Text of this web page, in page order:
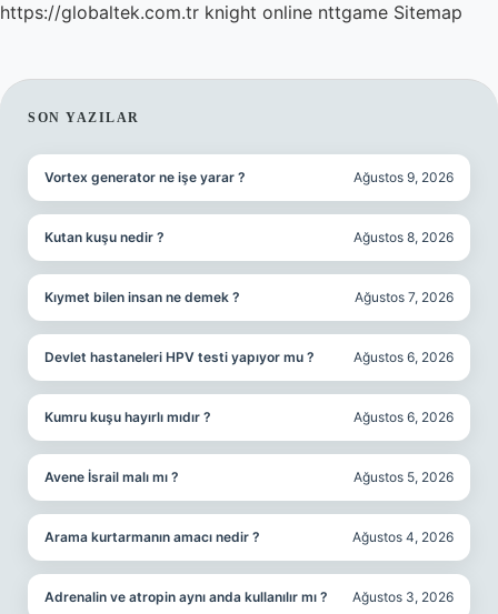
https://globaltek.com.tr knight online nttgame Sitemap
SIDEBAR
SON YAZILAR
Vortex generator ne işe yarar ? Ağustos 9, 2026
Kutan kuşu nedir ? Ağustos 8, 2026
Kıymet bilen insan ne demek ? Ağustos 7, 2026
Devlet hastaneleri HPV testi yapıyor mu ? Ağustos 6, 2026
Kumru kuşu hayırlı mıdır ? Ağustos 6, 2026
Avene İsrail malı mı ? Ağustos 5, 2026
Arama kurtarmanın amacı nedir ? Ağustos 4, 2026
Adrenalin ve atropin aynı anda kullanılır mı ? Ağustos 3, 2026